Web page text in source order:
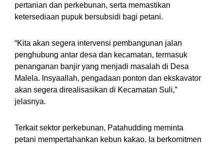
pertanian dan perkebunan, serta memastikan
ketersediaan pupuk bersubsidi bagi petani.
“Kita akan segera intervensi pembangunan jalan
penghubung antar desa dan kecamatan, termasuk
penanganan banjir yang menjadi masalah di Desa
Malela. Insyaallah, pengadaan ponton dan ekskavator
akan segera direalisasikan di Kecamatan Suli,”
jelasnya.
Terkait sektor perkebunan, Patahudding meminta
petani mempertahankan kebun kakao. Ia berkomitmen